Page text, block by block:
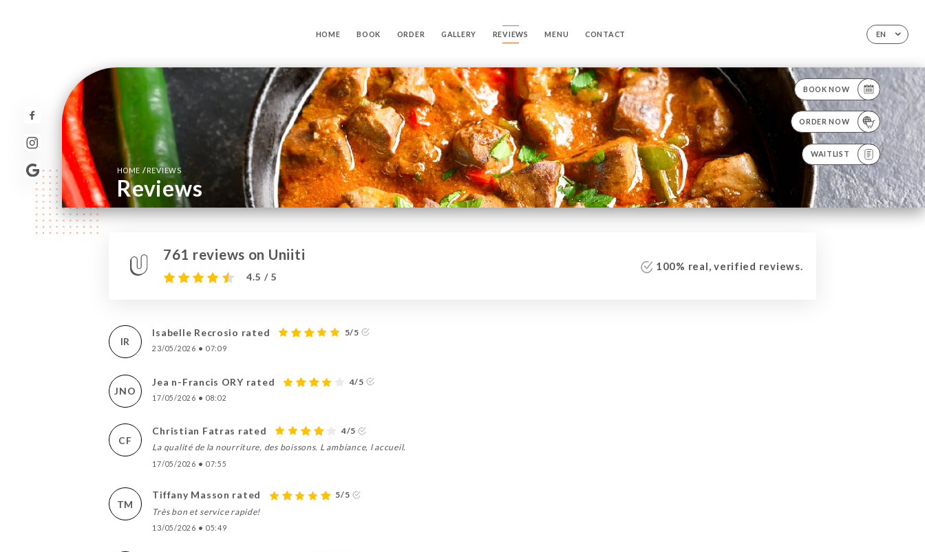
EN
HOME BOOK ORDER GALLERY REVIEWS MENU CONTACT
BOOK NOW
ORDER NOW
WAITLIST
HOME / REVIEWS
Reviews
761 reviews on Uniiti
4.5 / 5
100% real, verified reviews.
IR
Isabelle Recrosio rated 5/5
23/05/2026 • 07:09
JNO
Jea n-Francis ORY rated 4/5
17/05/2026 • 08:02
CF
Christian Fatras rated
4/5
La qualité de la nourriture, des boissons. L ambiance, l accueil.
17/05/2026 • 07:55
TM
Tiffany Masson rated
5/5
Très bon et service rapide!
13/05/2026 • 05:49